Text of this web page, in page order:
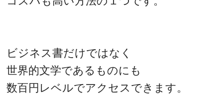
ビジネス書だけではなく
世界的文学であるものにも
数百円レベルでアクセスできます。